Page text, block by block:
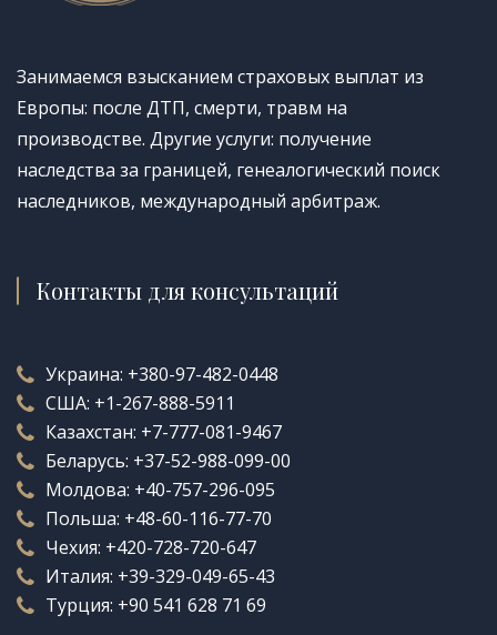
Занимаемся взысканием страховых выплат из
Европы: после ДТП, смерти, травм на
производстве. Другие услуги: получение
наследства за границей, генеалогический поиск
наследников, международный арбитраж.
Контакты для консультаций
Украина: +380-97-482-0448
США: +1-267-888-5911
Казахстан: +7-777-081-9467
Беларусь: +37-52-988-099-00
Молдова: +40-757-296-095
Польша: +48-60-116-77-70
Чехия: +420-728-720-647
Италия: +39-329-049-65-43
Турция: +90 541 628 71 69